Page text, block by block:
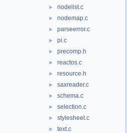
► nodelist.c
► nodemap.c
► parseerror.c
► pi.c
► precomp.h
► reactos.c
► resource.h
► saxreader.c
► schema.c
► selection.c
► stylesheet.c
► text.c